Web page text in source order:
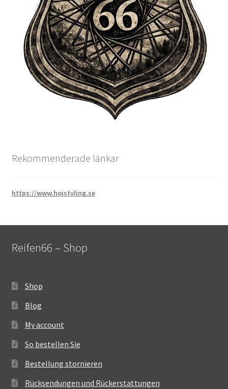
Rekommenderade länkar
https://www.hojstyling.se
Reifen66 – Shop
Shop
Blog
My account
So bestellen Sie
Bestellung stornieren
Rücksendungen und Rückerstattungen